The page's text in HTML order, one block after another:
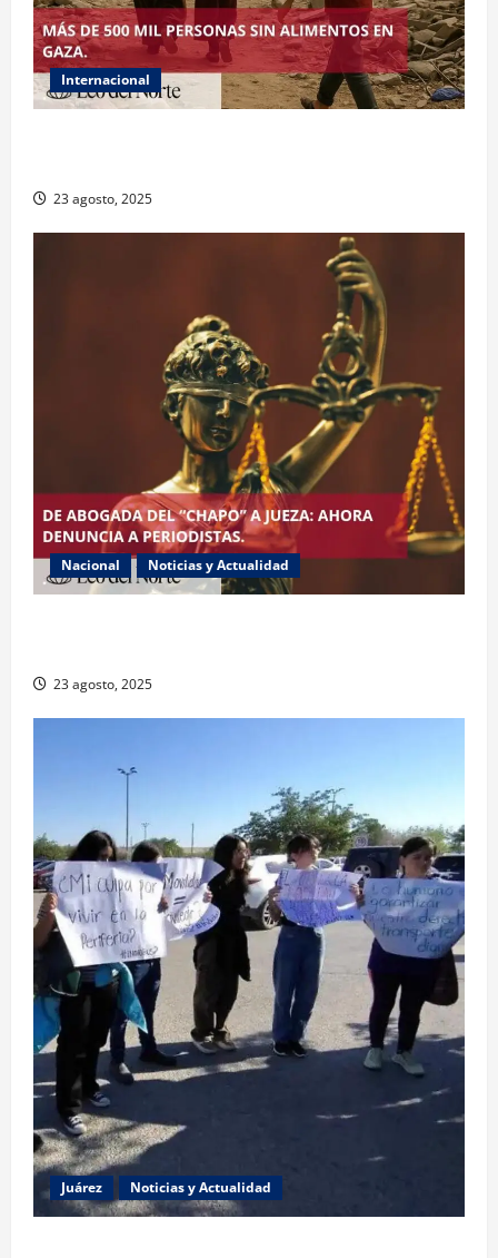
Internacional
23 agosto, 2025
Nacional Noticias y Actualidad
23 agosto, 2025
Juárez Noticias y Actualidad